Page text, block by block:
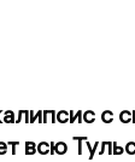
с
всю